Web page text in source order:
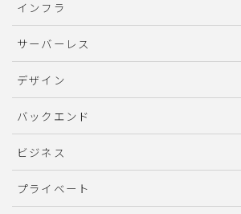
インフラ
サーバーレス
デザイン
バックエンド
ビジネス
プライベート